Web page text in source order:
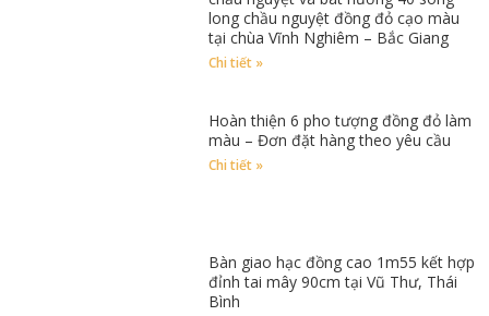
long chầu nguyệt đồng đỏ cạo màu
tại chùa Vĩnh Nghiêm – Bắc Giang
Chi tiết »
Hoàn thiện 6 pho tượng đồng đỏ làm
màu – Đơn đặt hàng theo yêu cầu
Chi tiết »
Bàn giao hạc đồng cao 1m55 kết hợp
đỉnh tai mây 90cm tại Vũ Thư, Thái
Bình